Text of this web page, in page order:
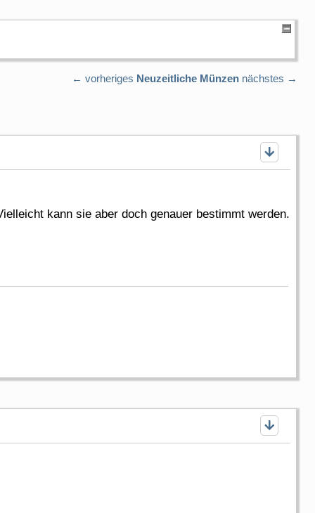
← vorheriges Neuzeitliche Münzen nächstes →
kann sie aber doch genauer bestimmt werden.